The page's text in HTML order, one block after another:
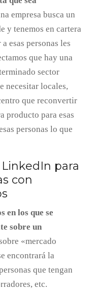
empresa busca un
y tenemos en cartera
esas personas les
que hay una
sector
necesitar locales,
que reconvertir
producto para esas
personas lo que
para
con
en los que se
sobre un
«mercado
encontrará la
que tengan
etc.